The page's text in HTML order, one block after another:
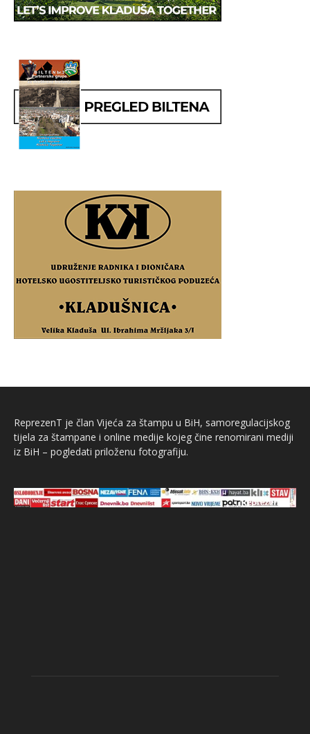
ReprezenT je član Vijeća za štampu u BiH, samoregulacijskog
tijela za štampane i online medije kojeg čine renomirani mediji
iz BiH – pogledati priloženu fotografiju.